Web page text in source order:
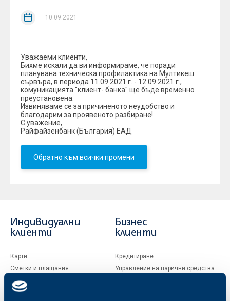
10.09.2021
Уважаеми клиенти,
Бихме искали да ви информираме, че поради
планувана техническа профилактика на Мултикеш
сървъра, в периода 11.09.2021 г. - 12.09.2021 г.,
комуникацията "клиент- банка" ще бъде временно
преустановена.
Извиняваме се за причиненото неудобство и
благодарим за проявеното разбиране!
С уважение,
Райфайзенбанк (България) ЕАД
Обратно към всички промени
Индивидуални
клиенти
Карти
Сметки и плащания
Кредити
Спестявания и инвестиции
Бизнес
клиенти
Кредитиране
Управление на парични средства